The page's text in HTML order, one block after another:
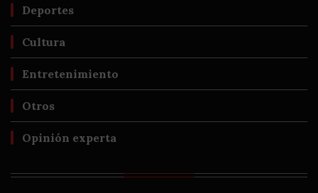
Deportes
Cultura
Entretenimiento
Otros
Opinión experta